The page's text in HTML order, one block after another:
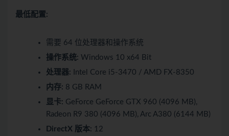
最低配置:
需要 64 位处理器和操作系统
操作系统: Windows 10 x64 Bit
处理器: Intel Core i5-3470 / AMD FX-8350
内存: 8 GB RAM
显卡: GeForce GeForce GTX 960 (4096 MB),
Radeon R9 380 (4096 MB), Arc A380 (6144 MB)
DirectX 版本: 12